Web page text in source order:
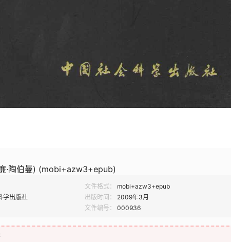
·陶伯曼) (mobi+azw3+epub)
文件格式：
mobi+azw3+epub
学出版社 出版时间：
2009年3月
文件编号： 000936